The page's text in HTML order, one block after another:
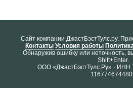
Cайт компании ДжастБэстТулс.ру.
Контакты Условия работы
Обнаружив ошибку или неточность,
Shift+Enter.
ООО «ДжастБэстТулс.Ру» · ИНН